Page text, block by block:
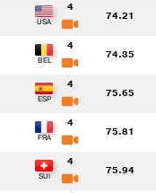
4
74.21
4
74.35
4
75.65
4
75.81
4
75.94